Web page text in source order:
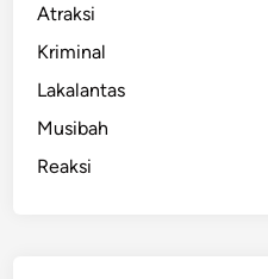
Atraksi
Kriminal
Lakalantas
Musibah
Reaksi